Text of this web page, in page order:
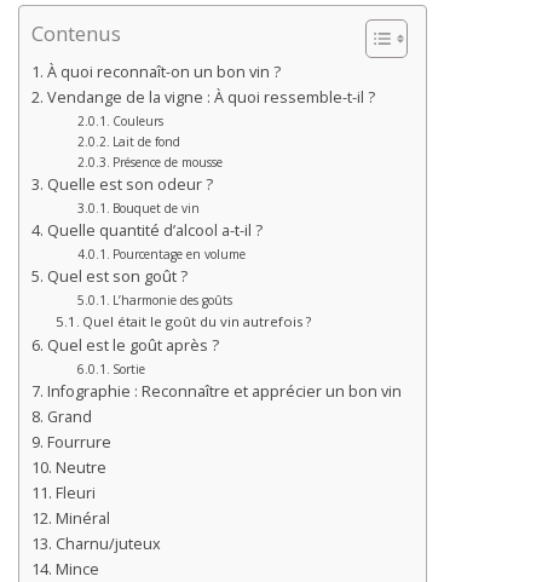
Contenus
À quoi reconnaît-on un bon vin ?
Vendange de la vigne : À quoi ressemble-t-il ?
Couleurs
Lait de fond
Présence de mousse
Quelle est son odeur ?
Bouquet de vin
Quelle quantité d’alcool a-t-il ?
Pourcentage en volume
Quel est son goût ?
L’harmonie des goûts
Quel était le goût du vin autrefois ?
Quel est le goût après ?
Sortie
Infographie : Reconnaître et apprécier un bon vin
Grand
Fourrure
Neutre
Fleuri
Minéral
Charnu/juteux
Mince